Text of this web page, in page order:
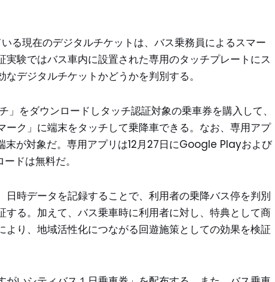
る現在のデジタルチケットは、バス乗務員によるスマー
実験ではバス車内に設置された専用のタッチプレートにス
デジタルチケットかどうかを判別する。
をダウンロードしタッチ認証対象の乗車券を購入して、
ク」に端末をタッチして乗降車できる。なお、専用アプ
末が対象だ。専用アプリは12月27日にGoogle Playおよび
ドは無料だ。
時データを記録することで、利用者の乗降バス停を判別
する。加えて、バス乗車時に利用者に対し、特典として商
り、地域活性化につながる回遊施策としての効果を検証